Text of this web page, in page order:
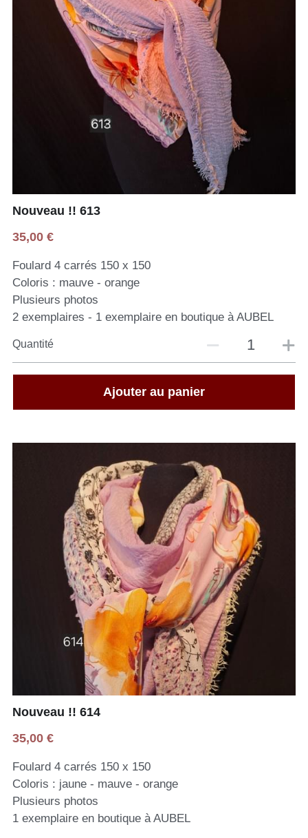
Nouveau !! 613
35,00 €
Foulard 4 carrés 150 x 150
Coloris : mauve - orange
Plusieurs photos
2 exemplaires - 1 exemplaire en boutique à AUBEL
Quantité
Ajouter au panier
Nouveau !! 614
35,00 €
Foulard 4 carrés 150 x 150
Coloris : jaune - mauve - orange
Plusieurs photos
1 exemplaire en boutique à AUBEL